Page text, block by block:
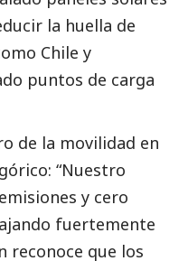
la huella de
Chile y
puntos de carga
de la movilidad en
“Nuestro
y cero
fuertemente
reconoce que los